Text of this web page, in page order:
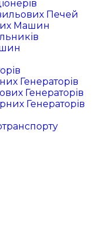
Печей
Машин
Генераторів
Генераторів
Генераторів